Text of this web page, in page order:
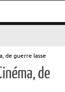
de guerre lasse
de